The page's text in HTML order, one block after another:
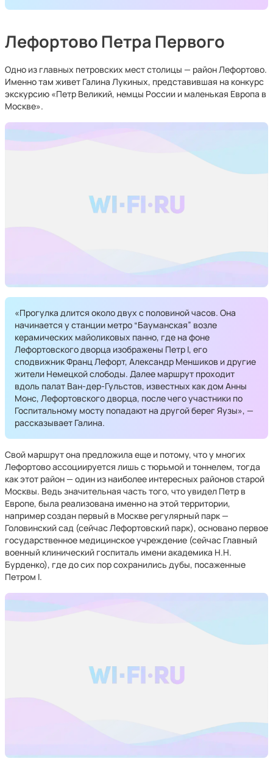
Лефортово Петра Первого
Одно из главных петровских мест столицы — район Лефортово.
Именно там живет Галина Лукиных, представившая на конкурс
экскурсию «Петр Великий, немцы России и маленькая Европа в
Москве».
«Прогулка длится около двух с половиной часов. Она
начинается у станции метро “Бауманская” возле
керамических майоликовых панно, где на фоне
Лефортовского дворца изображены Петр I, его
сподвижник Франц Лефорт, Александр Меншиков и другие
жители Немецкой слободы. Далее маршрут проходит
вдоль палат Ван-дер-Гульстов, известных как дом Анны
Монс, Лефортовского дворца, после чего участники по
Госпитальному мосту попадают на другой берег Яузы», —
рассказывает Галина.
Свой маршрут она предложила еще и потому, что у многих
Лефортово ассоциируется лишь с тюрьмой и тоннелем, тогда
как этот район — один из наиболее интересных районов старой
Москвы. Ведь значительная часть того, что увидел Петр в
Европе, была реализована именно на этой территории,
например создан первый в Москве регулярный парк —
Головинский сад (сейчас Лефортовский парк), основано первое
государственное медицинское учреждение (сейчас Главный
военный клинический госпиталь имени академика Н.Н.
Бурденко), где до сих пор сохранились дубы, посаженные
Петром I.